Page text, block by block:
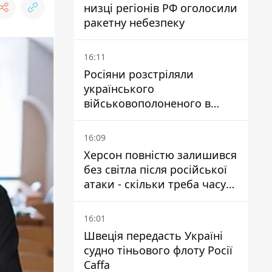
низці регіонів РФ оголосили
ракетну небезпеку
16:11
Росіяни розстріляли
українського
військовополоненого в
районі Мирного на
Донеччині
16:09
Херсон повністю залишився
без світла після російської
атаки - скільки треба часу
на відновлення
16:01
Швеція передасть Україні
судно тіньового флоту Росії
Caffa